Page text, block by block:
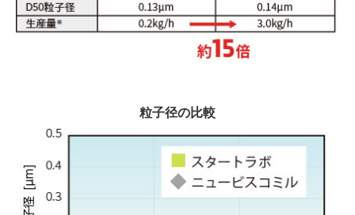
粒子径の比較